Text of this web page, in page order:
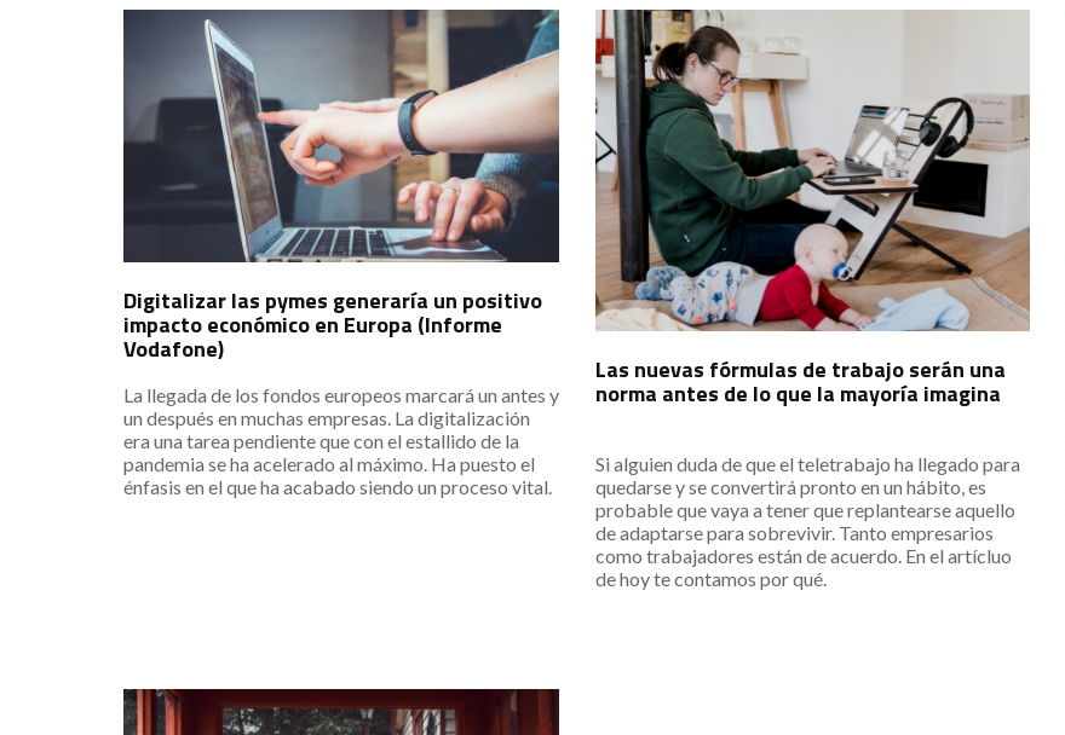
Digitalizar las pymes generaría un positivo
impacto económico en Europa (Informe
Vodafone)
La llegada de los fondos europeos marcará un antes y
un después en muchas empresas. La digitalización
era una tarea pendiente que con el estallido de la
pandemia se ha acelerado al máximo. Ha puesto el
énfasis en el que ha acabado siendo un proceso vital.
Las nuevas fórmulas de trabajo serán una
norma antes de lo que la mayoría imagina
Si alguien duda de que el teletrabajo ha llegado para
quedarse y se convertirá pronto en un hábito, es
probable que vaya a tener que replantearse aquello
de adaptarse para sobrevivir. Tanto empresarios
como trabajadores están de acuerdo. En el artícluo
de hoy te contamos por qué.